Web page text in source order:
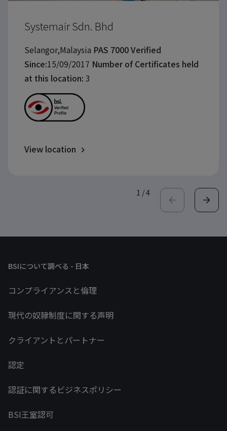
Systemair Sdn. Bhd
Selangor,Malaysia PAS 7000 Verified
Since:15/09/2017 Number of Certificates held
at this location: 3
View location
1 /4
BSIについて調べる - 日本
コンプライアンスと倫理
現代の奴隷制度に関する声明
クライアントとパートナー
認定
認証に関するビジネスポリシー
BSI王室認可